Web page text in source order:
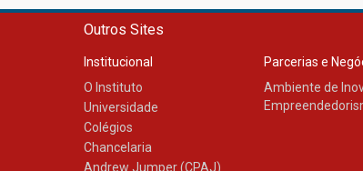
Outros Sites
Institucional
O Instituto
Universidade
Colégios
Chancelaria
Andrew Jumper (CPAJ)
Parcerias e
Ambiente de